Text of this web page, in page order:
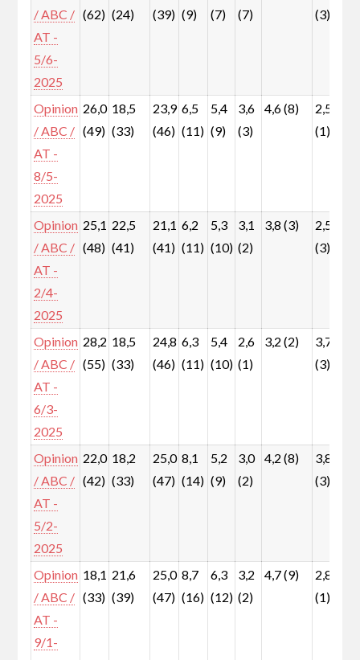
/ ABC /
AT -
5/6-
2025
(62) (24)
(39) (9)
(7)
(7)
(3)
Opinion
/ ABC /
AT -
8/5-
2025
26,0
(49)
18,5
(33)
23,9
(46)
6,5
(11)
5,4
(9)
3,6
(3)
4,6 (8)
2,5
(1)
Opinion
/ ABC /
AT -
2/4-
2025
25,1
(48)
22,5
(41)
21,1
(41)
6,2
(11)
5,3
(10)
3,1
(2)
3,8 (3)
2,5
(3)
Opinion
/ ABC /
AT -
6/3-
2025
28,2
(55)
18,5
(33)
24,8
(46)
6,3
(11)
5,4
(10)
2,6
(1)
3,2 (2)
3,7
(3)
Opinion
/ ABC /
AT -
5/2-
2025
22,0
(42)
18,2
(33)
25,0
(47)
8,1
(14)
5,2
(9)
3,0
(2)
4,2 (8)
3,8
(3)
Opinion
/ ABC /
AT -
9/1-
18,1
(33)
21,6
(39)
25,0
(47)
8,7
(16)
6,3
(12)
3,2
(2)
4,7 (9)
2,8
(1)